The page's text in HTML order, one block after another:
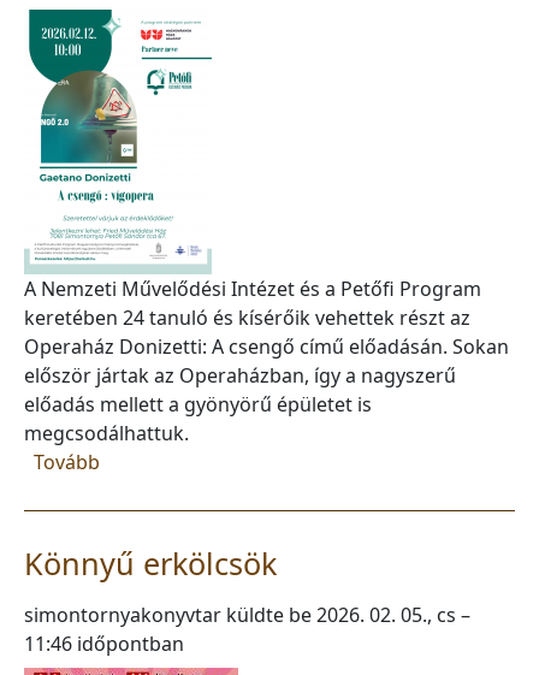
A Nemzeti Művelődési Intézet és a Petőfi Program
keretében 24 tanuló és kísérőik vehettek részt az
Operaház Donizetti: A csengő című előadásán. Sokan
először jártak az Operaházban, így a nagyszerű
előadás mellett a gyönyörű épületet is
megcsodálhattuk.
Tovább
Könnyű erkölcsök
simontornyakonyvtar küldte be2026. 02. 05., cs –
11:46 időpontban